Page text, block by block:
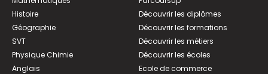
Histoire
Géographie
SVT
Physique Chimie
Anglais
Découvrir les diplômes
Découvrir les formations
Découvrir les métiers
Découvrir les écoles
Ecole de commerce